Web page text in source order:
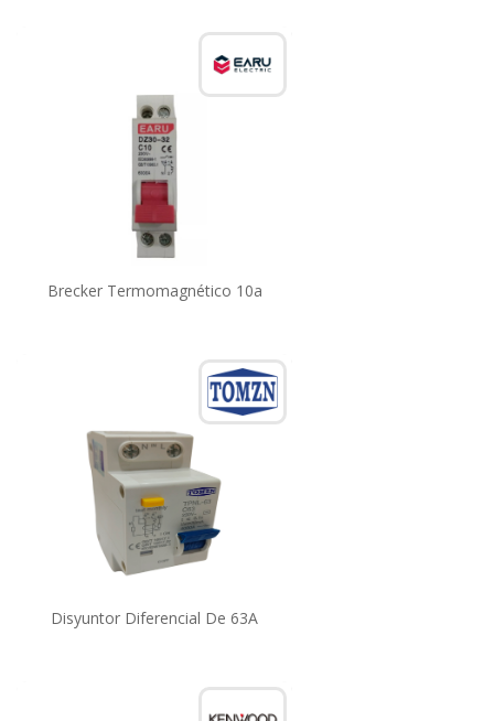
Brecker Termomagnético 10a
Disyuntor Diferencial De 63A